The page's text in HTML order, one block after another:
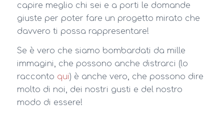
capire meglio chi sei e a porti le domande
giuste per poter fare un progetto mirato che
davvero ti possa rappresentare!
Se è vero che siamo bombardati da mille
immagini, che possono anche distrarci (lo
racconto qui) è anche vero, che possono dire
molto di noi, dei nostri gusti e del nostro
modo di essere!